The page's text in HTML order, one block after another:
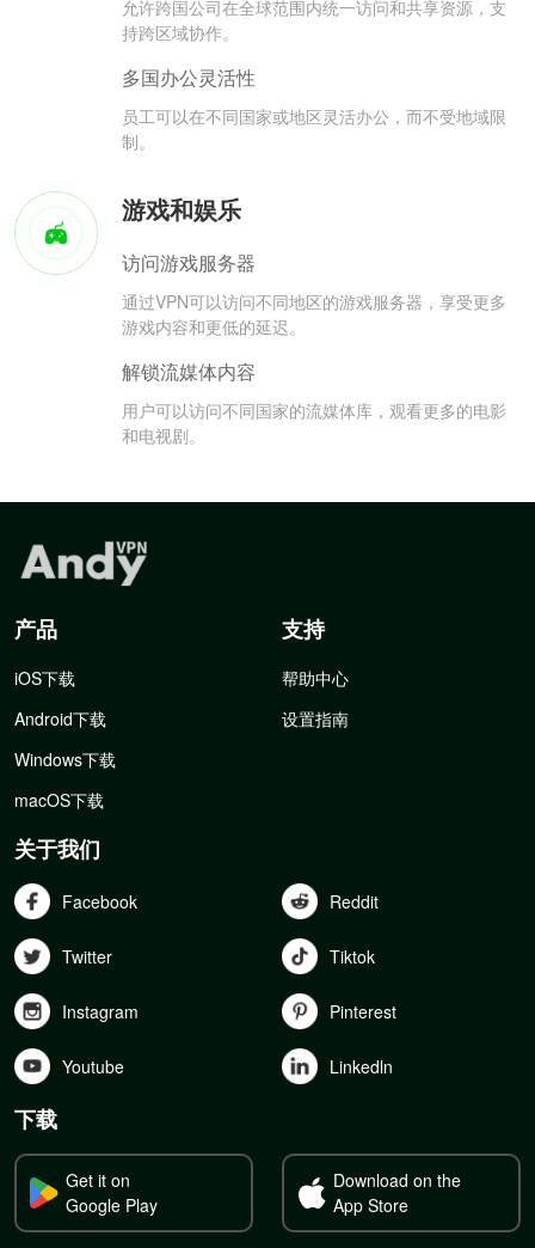
允许跨国公司在全球范围内统一访问和共享资源，支
持跨区域协作。
多国办公灵活性
员工可以在不同国家或地区灵活办公，而不受地域限
制。
游戏和娱乐
访问游戏服务器
通过VPN可以访问不同地区的游戏服务器，享受更多
游戏内容和更低的延迟。
解锁流媒体内容
用户可以访问不同国家的流媒体库，观看更多的电影
和电视剧。
产品
iOS下载
Android下载
Windows下载
macOS下载
支持
帮助中心
设置指南
关于我们
Facebook Reddit
Twitter Tiktok
Instagram Pinterest
Youtube Linkedln
下载
Get it on
Google Play
Download on the
App Store